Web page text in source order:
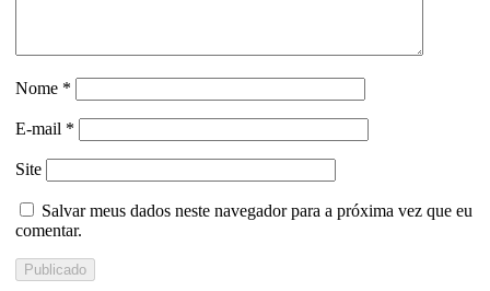
Nome *
E-mail *
Site
Salvar meus dados neste navegador para a próxima vez que eu
comentar.